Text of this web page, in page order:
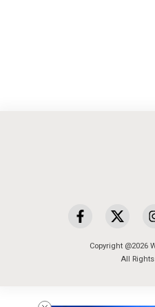
Copyright @2026
All